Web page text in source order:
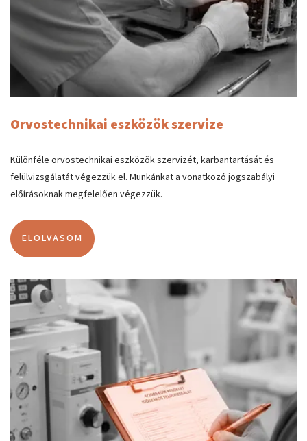
Orvostechnikai eszközök szervize
Különféle orvostechnikai eszközök szervizét, karbantartását és
felülvizsgálatát végezzük el. Munkánkat a vonatkozó jogszabályi
előírásoknak megfelelően végezzük.
ELOLVASOM